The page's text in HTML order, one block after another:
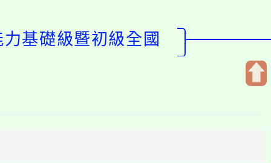
基礎級暨初級全國